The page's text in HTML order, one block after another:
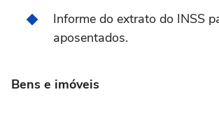
Informe do extrato do INSS
aposentados.
Bens e imóveis